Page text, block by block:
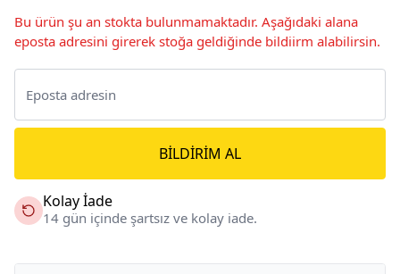
Bu ürün şu an stokta bulunmamaktadır. Aşağıdaki alana
eposta adresini girerek stoğa geldiğinde bildiirm alabilirsin.
BILDIRIM AL
Kolay İade
14 gün içinde şartsız ve kolay iade.